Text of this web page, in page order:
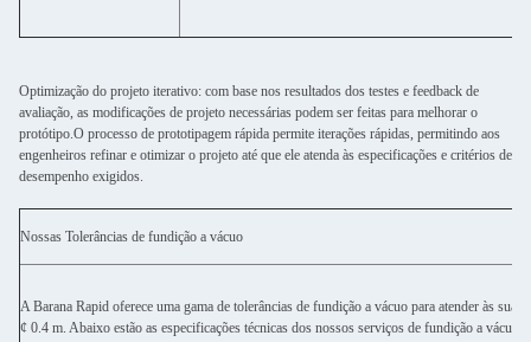
Optimização do projeto iterativo: com base nos resultados dos testes e feedback de
avaliação, as modificações de projeto necessárias podem ser feitas para melhorar o
protótipo.O processo de prototipagem rápida permite iterações rápidas, permitindo aos
engenheiros refinar e otimizar o projeto até que ele atenda às especificações e critérios de
desempenho exigidos.
Nossas Tolerâncias de fundição a vácuo
A Barana Rapid oferece uma gama de tolerâncias de fundição a vácuo para atender às
¢ 0.4 m. Abaixo estão as especificações técnicas dos nossos serviços de fundição a vácuo